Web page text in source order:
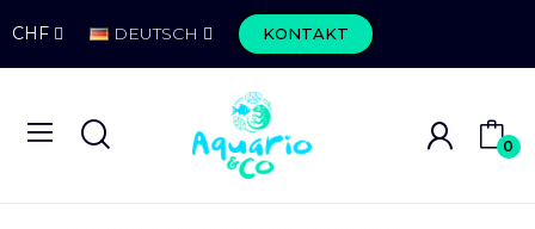
CHF DEUTSCH KONTAKT
0